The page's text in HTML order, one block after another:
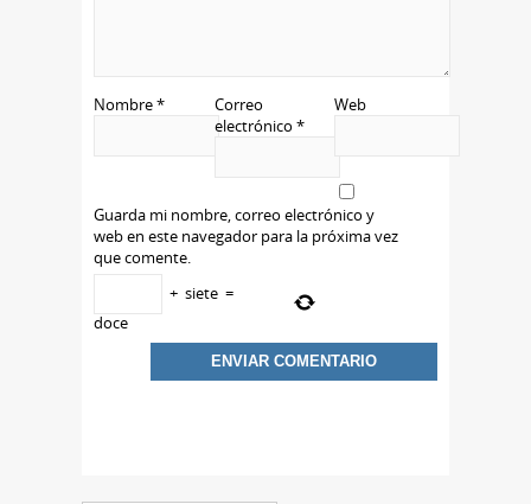
Nombre*
Correo
electrónico *
Web
Guarda mi nombre, correo electrónico y
web en este navegador para la próxima vez
que comente.
+ siete =
doce